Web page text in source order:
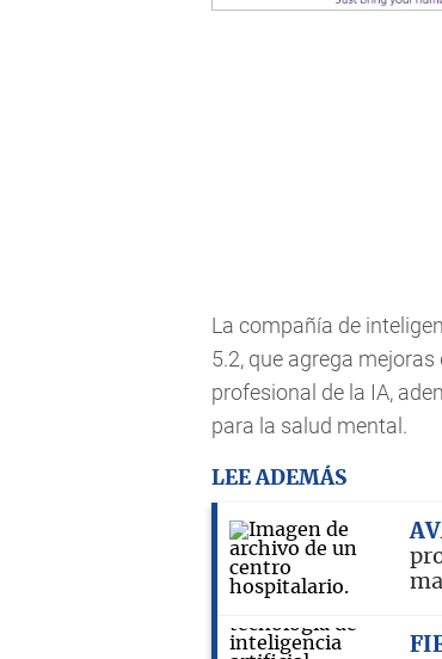
La compañía de
5.2, que agrega
profesional de la IA,
para la salud mental.
LEE ADEMÁS